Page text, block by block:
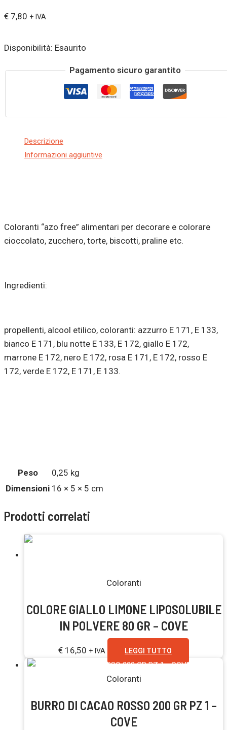
€ 7,80 + IVA
Disponibilità: Esaurito
Pagamento sicuro garantito
Descrizione
Informazioni aggiuntive
Coloranti “azo free” alimentari per decorare e colorare
cioccolato, zucchero, torte, biscotti, praline etc.
Ingredienti:
propellenti, alcool etilico, coloranti: azzurro E 171, E 133,
bianco E 171, blu notte E 133, E 172, giallo E 172,
marrone E 172, nero E 172, rosa E 171, E 172, rosso E
172, verde E 172, E 171, E 133.
Peso
0,25 kg
Dimensioni 16 × 5 × 5 cm
Prodotti correlati
Coloranti
COLORE GIALLO LIMONE LIPOSOLUBILE
IN POLVERE 80 GR – COVE
€ 16,50 + IVA LEGGI TUTTO
Coloranti
BURRO DI CACAO ROSSO 200 GR PZ 1 –
COVE